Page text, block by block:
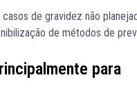
de gravidez não
de métodos de
para